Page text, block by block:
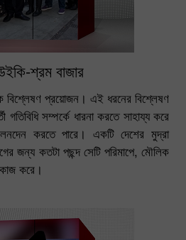
শ্রম বাজার
বিশ্লেষণ প্রয়োজন। এই ধরনের বিশ্লেষণ
গতিবিধি সম্পর্কে ধারনা করতে সাহায্য করে
করতে পারে। একটি দেশের মুদ্রা
জন্য কতটা পছন্দ সেটি পরিমাপে, মৌলিক
কাজ করে।